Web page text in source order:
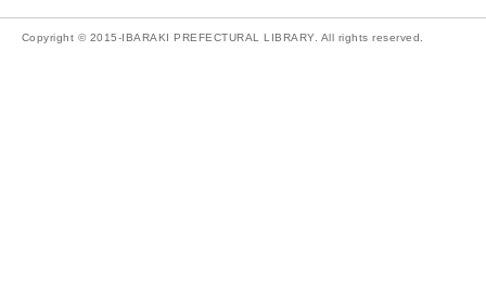
Copyright © 2015-IBARAKI PREFECTURAL LIBRARY. All rights reserved.